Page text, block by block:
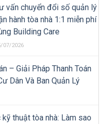
vấn chuyển đổi số quản lý
hành tòa nhà 1:1 miễn phí
Building Care
07/2026
– Giải Pháp Thanh Toán
Dân Và Ban Quản Lý
thuật tòa nhà: Làm sao